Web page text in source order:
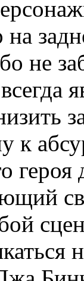
на
не
к